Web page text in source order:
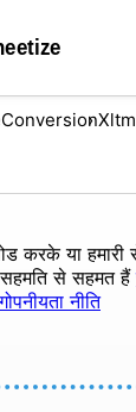
Conversion
करके या हमारी
से सहमत हैं
गोपनीयता नीति